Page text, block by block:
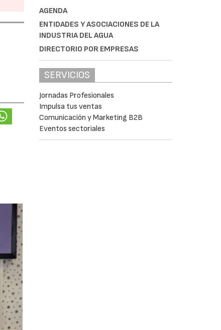
AGENDA
ENTIDADES Y ASOCIACIONES DE LA
INDUSTRIA DEL AGUA
DIRECTORIO POR EMPRESAS
SERVICIOS
Jornadas Profesionales
Impulsa tus ventas
Comunicación y Marketing B2B
Eventos sectoriales